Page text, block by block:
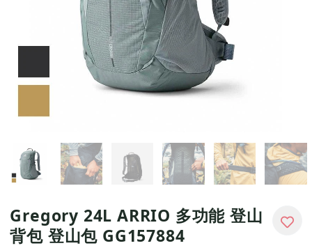
Gregory 24L ARRIO 多功能 登山
背包 登山包 GG157884